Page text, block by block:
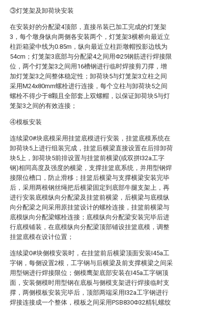
③灯笼架及卸荷块安装
在安装好的分配梁4顶部，直接吊装已加工完成的灯笼架
3，每个墩身纵向两侧各安装两个，灯笼架3横桥向最近立
柱距箱梁中线为0.85m，纵向最近立柱距墩帽投影边线为
54cm；灯笼架3底部与分配梁4之间用Φ25钢筋进行焊接限
位，两个灯笼架3之间用16槽钢进行临时焊接剪刀撑，增
加灯笼架3之间整体稳定性；卸荷块5与灯笼架3立柱之间
采用M24x80mm螺栓进行连接，每个立柱与卸荷块5之间
螺栓不得少于8颗且全部套上双螺帽，以保证卸荷块5与灯
笼架3之间的有效连接；
④模板安装
连续梁0#块底模采用挂篮底模进行安装，挂篮底模系统在
卸荷块5上进行组装完成，挂篮后横梁直接设置在后排卸荷
块5上，卸荷块5前排设置与挂篮前横梁(或双拼I32a工字
钢)相同高度及强度的横梁，支撑挂篮底系统，并用型钢焊
接限位槽口，防止滑移；挂篮后横梁与支撑横梁安装完毕
后，采用两根钢丝绳把后横梁固定到底部牛腿支架上，再
进行安装底模纵向分配梁及挂篮前横梁，后横梁与底模纵
向分配梁之间采用原挂篮设计的螺栓连接，挂篮前横梁与
底模纵向分配梁螺栓连接；底模纵向分配梁安装完毕后进
行底模铺装，在底模纵向分配梁顶部铺设挂篮底模，调整
挂篮底模在设计位置；
连续梁0#块侧模安装时，在挂篮前后横梁顶面安装I45a工
字钢，每侧设置2根，工字钢与后横梁及前支撑横梁之间采
用型钢进行焊接限位；侧模鹰架底部安装在I45a工字钢顶
面，安装侧模时用型钢在底板与侧模支架进行焊接临时支
撑，两侧模板安装完毕后，顶部两端采用I32a工字钢进行
焊接连接成一个整体，模板之间采用PSB830Φ32精轧螺纹